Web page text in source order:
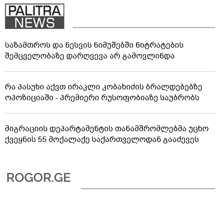
საზამთროს და ნესვის ნიმუშებში ნიტრატების
შემცველობაზე დარღვევა არ გამოვლინდა
რა პასუხი აქვთ ირაკლი კობახიძის ბრალდებებზე
ოპოზიციაში - პრემიერი რუსოფობიაზე საუბრობს
მიგრაციის დეპარტამენტის თანამშრომლებმა უცხო
ქვეყნის 55 მოქალაქე საქართველოდან გააძევეს